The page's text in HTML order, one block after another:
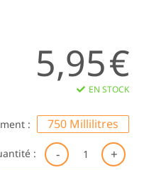
5,95€
EN STOCK
: 750 Millilitres
: